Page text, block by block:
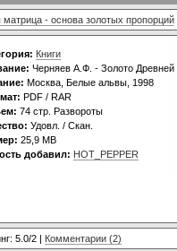
- основа золотых пропорций
Книги
Черняев А.Ф. - Золото Древней
Москва, Белые альвы, 1998
PDF / RAR
74 стр. Развороты
Удовл. / Скан.
25,9 MB
добавил: HOT_PEPPER
5.0/2 | Комментарии (2)